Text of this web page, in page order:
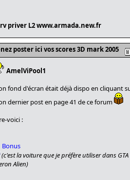
priver L2 www.armada.new.fr
poster ici vos scores 3D mark 2005
AmelViPool1
fond d'écran était déjà dispo en cliquant
dernier post en page 41 de ce forum
voici :
Bonus
(c'est la voiture que je préfère utiliser dans
Alien)